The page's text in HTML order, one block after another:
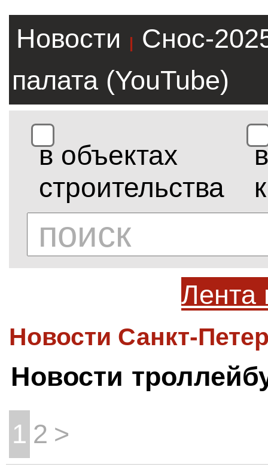
Новости |
Снос-
палата (YouTube)
в объектах
строительства
в
Лента
Новости Санкт-
Новости
1 2 >